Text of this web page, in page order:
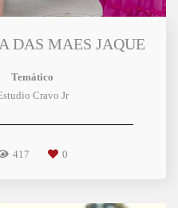
DAS MAES JAQUE
Temático
Cravo Jr
417 0